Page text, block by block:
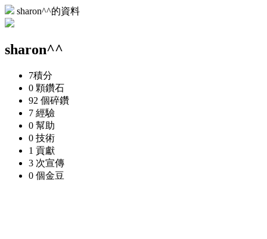
sharon^^的資料
sharon^^
7積分
0 顆鑽石
92 個碎鑽
7 經驗
0 幫助
0 技術
1 貢獻
3 次宣傳
0 個金豆